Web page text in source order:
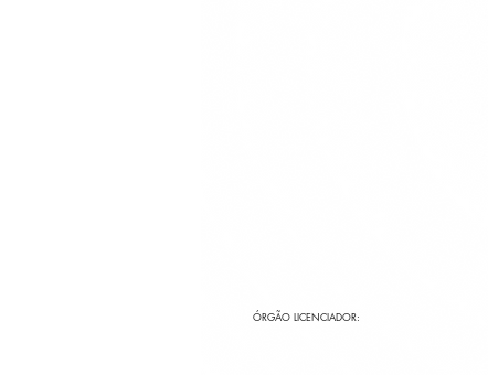
ÓRGÃO LICENCIADOR: